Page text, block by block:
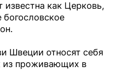
известна как Церковь,
Швеции относят себя
из проживающих в